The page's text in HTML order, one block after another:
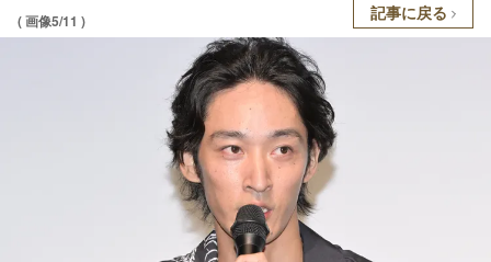
( 画像5/11 ) 記事に戻る